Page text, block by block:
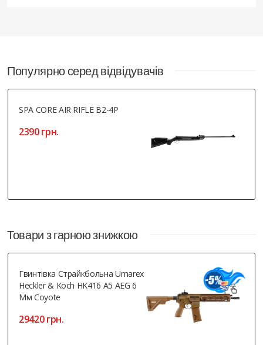
Популярно серед відвідувачів
SPA CORE AIR RIFLE B2-4P
2390 грн.
Товари з гарною знижкою
Гвинтівка Страйкбольна Umarex
Heckler & Koch HK416 A5 AEG 6
Мм Coyote
29420 грн.